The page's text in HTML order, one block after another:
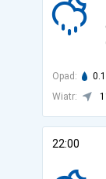
Opad:
Wiatr:
22:00